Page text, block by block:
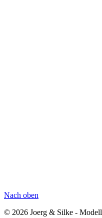
Nach oben
© 2026 Joerg & Silke -